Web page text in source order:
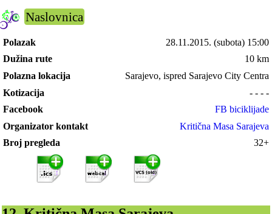
Naslovnica
Polazak 28.11.2015. (subota) 15:00
Dužina rute
10 km
Polazna lokacija
Sarajevo, ispred Sarajevo City Centra
Kotizacija
- - - -
Facebook
FB biciklijade
Organizator kontakt
Kritična Masa Sarajeva
Broj pregleda
32+